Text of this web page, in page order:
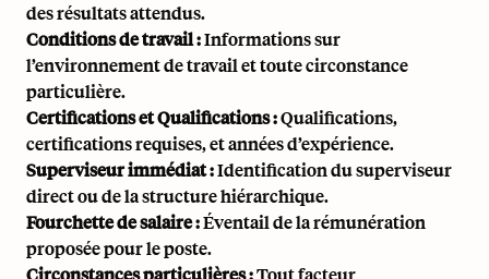
des résultats attendus.
Conditions de travail :Informations sur
l’environnement de travail et toute circonstance
particulière.
Certifications et Qualifications :Qualifications,
certifications requises, et années d’expérience.
Superviseur immédiat :Identification du superviseur
direct ou de la structure hiérarchique.
Fourchette de salaire :Éventail de la rémunération
proposée pour le poste.
Circonstances particulières :Tout facteur